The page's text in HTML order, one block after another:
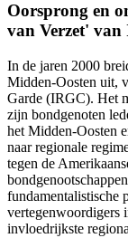
Oorsprong en
van Verzet'
In de jaren 2000
Midden-Oosten uit,
Garde (IRGC). Het
zijn bondgenoten
het Midden-Oosten
naar regionale
tegen de
fundamentalistische
vertegenwoordigers
invloedrijkste